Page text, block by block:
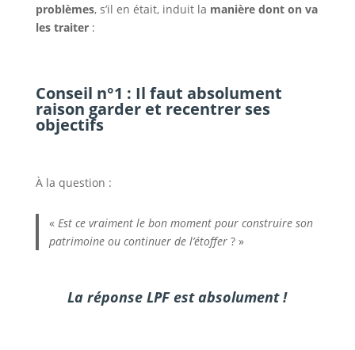
problèmes, s’il en était, induit la manière dont on va
les traiter:
Conseil n°1 : Il faut absolument
raison garder et recentrer ses
objectifs
À la question :
«Est ce vraiment le bon moment pour construire son
patrimoine ou continuer de l’étoffer? »
La réponse LPF est absolument !